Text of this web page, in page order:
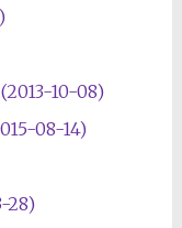
10-08)
08-14)
28)